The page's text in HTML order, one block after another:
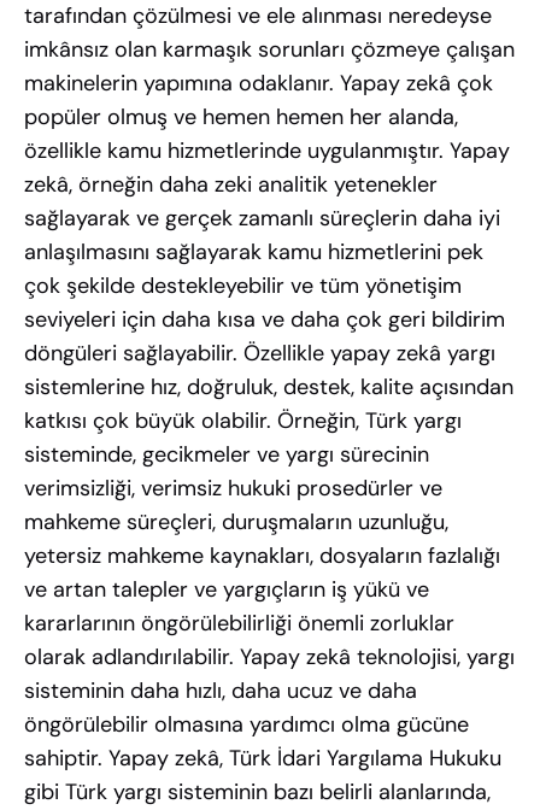
tarafından çözülmesi ve ele alınması neredeyse
imkânsız olan karmaşık sorunları çözmeye çalışan
makinelerin yapımına odaklanır. Yapay zekâ çok
popüler olmuş ve hemen hemen her alanda,
özellikle kamu hizmetlerinde uygulanmıştır. Yapay
zekâ, örneğin daha zeki analitik yetenekler
sağlayarak ve gerçek zamanlı süreçlerin daha iyi
anlaşılmasını sağlayarak kamu hizmetlerini pek
çok şekilde destekleyebilir ve tüm yönetişim
seviyeleri için daha kısa ve daha çok geri bildirim
döngüleri sağlayabilir. Özellikle yapay zekâ yargı
sistemlerine hız, doğruluk, destek, kalite açısından
katkısı çok büyük olabilir. Örneğin, Türk yargı
sisteminde, gecikmeler ve yargı sürecinin
verimsizliği, verimsiz hukuki prosedürler ve
mahkeme süreçleri, duruşmaların uzunluğu,
yetersiz mahkeme kaynakları, dosyaların fazlalığı
ve artan talepler ve yargıçların iş yükü ve
kararlarının öngörülebilirliği önemli zorluklar
olarak adlandırılabilir. Yapay zekâ teknolojisi, yargı
sisteminin daha hızlı, daha ucuz ve daha
öngörülebilir olmasına yardımcı olma gücüne
sahiptir. Yapay zekâ, Türk İdari Yargılama Hukuku
gibi Türk yargı sisteminin bazı belirli alanlarında,